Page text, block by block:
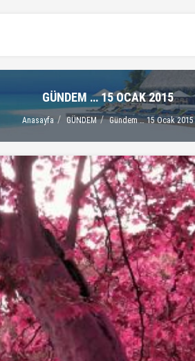
GÜNDEM … 15 OCAK 2015
Anasayfa GÜNDEM Gündem … 15 Ocak 2015